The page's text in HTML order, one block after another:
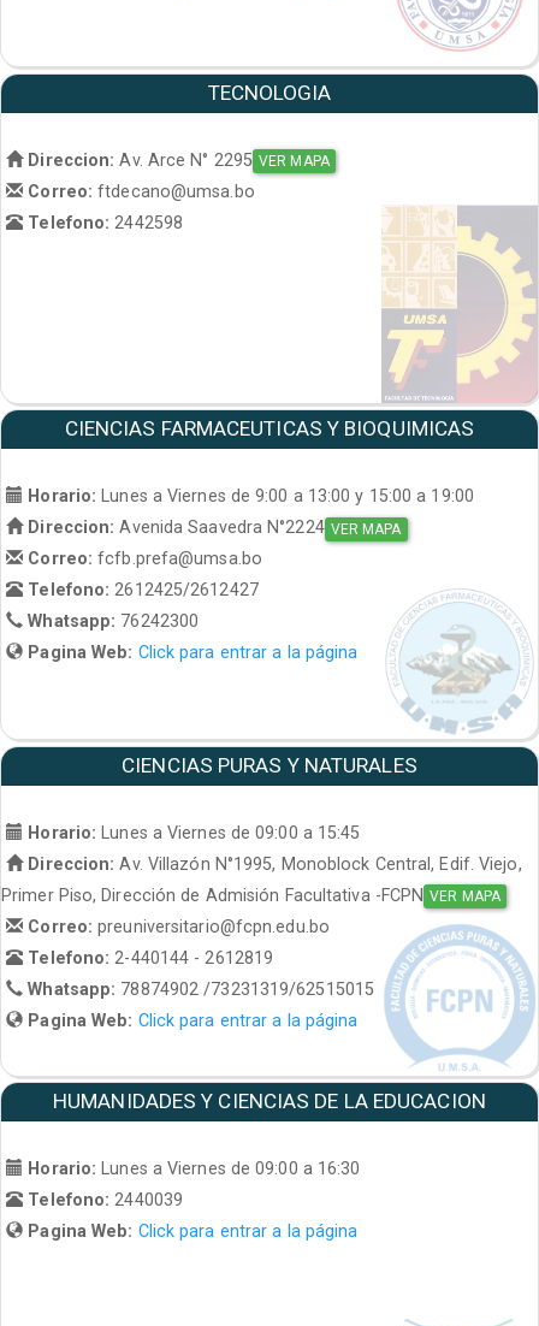
TECNOLOGIA
Direccion: Av. Arce N° 2295 VER MAPA
Correo:ftdecano@umsa.bo
Telefono: 2442598
CIENCIAS FARMACEUTICAS Y BIOQUIMICAS
Horario: Lunes a Viernes de 9:00 a 13:00 y 15:00 a 19:00
Direccion: Avenida Saavedra N°2224 VER MAPA
Correo:fcfb.prefa@umsa.bo
Telefono:2612425/2612427
Whatsapp: 76242300
Pagina Web: Click para entrar a la página
CIENCIAS PURAS Y NATURALES
Horario:
Lunes a Viernes de 09:00 a 15:45
Direccion: Av. Villazón N°1995, Monoblock Central, Edif. Viejo,
Primer Piso, Dirección de Admisión Facultativa -FCPN VER MAPA
Correo:preuniversitario@fcpn.edu.bo
Telefono: 2-440144 - 2612819
Whatsapp: 78874902 /73231319/62515015
Pagina Web: Click para entrar a la página
HUMANIDADES Y CIENCIAS DE LA EDUCACION
Horario: Lunes a Viernes de 09:00 a 16:30
Telefono:2440039
Pagina Web: Click para entrar a la página